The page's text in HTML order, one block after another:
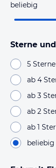
beliebig
Sterne
5
ab 4
ab 3
ab 2
ab 1
beliebig